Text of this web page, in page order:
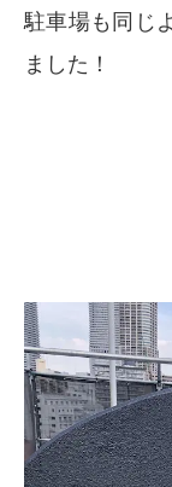
駐車場も同じ
ました！